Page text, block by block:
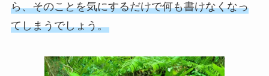
ら、そのことを気にするだけで何も書けなくなっ
てしまうでしょう。